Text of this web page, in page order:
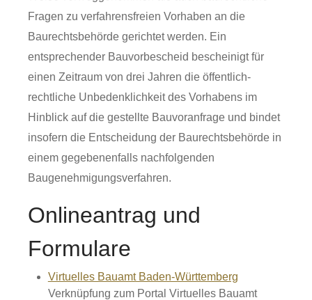
Fragen zu verfahrensfreien Vorhaben an die
Baurechtsbehörde gerichtet werden. Ein
entsprechender Bauvorbescheid bescheinigt für
einen Zeitraum von drei Jahren die öffentlich-
rechtliche Unbedenklichkeit des Vorhabens im
Hinblick auf die gestellte Bauvoranfrage und bindet
insofern die Entscheidung der Baurechtsbehörde in
einem gegebenenfalls nachfolgenden
Baugenehmigungsverfahren.
Onlineantrag und
Formulare
Virtuelles Bauamt Baden-Württemberg
Verknüpfung zum Portal Virtuelles Bauamt